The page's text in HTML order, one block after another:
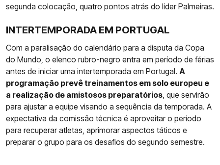
segunda colocação, quatro pontos atrás do líder Palmeiras.
INTERTEMPORADA EM PORTUGAL
Com a paralisação do calendário para a disputa da Copa
do Mundo, o elenco rubro-negro entra em período de férias
antes de iniciar uma intertemporada em Portugal. A
programação prevê treinamentos em solo europeu e
a realização de amistosos preparatórios , que servirão
para ajustar a equipe visando a sequência da temporada. A
expectativa da comissão técnica é aproveitar o período
para recuperar atletas, aprimorar aspectos táticos e
preparar o grupo para os desafios do segundo semestre.